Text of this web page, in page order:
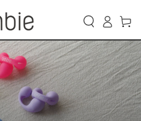
イ
ン
ー
ト